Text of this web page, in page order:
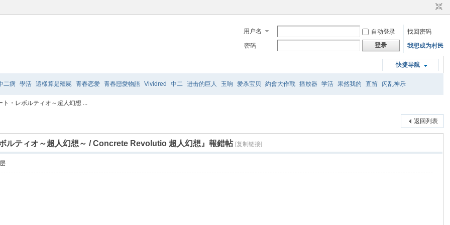
用户名 自动登录
找回密码
密码
登录 我想成为村民
快捷导航
二病 學活 這樣算是殭屍 青春恋爱 青春戀愛物語 Vividred 中二 进击的巨人 玉响 爱杀宝贝 約會大作戰 播放器 学活 果然我的 直笛 闪乱神乐
的話 TO LOVE 极乐院 摇曳百合2
・レボルティオ～超人幻想 ...
返回列表
ルティオ～超人幻想～ / Concrete Revolutio 超人幻想』報錯帖 [复制链接]